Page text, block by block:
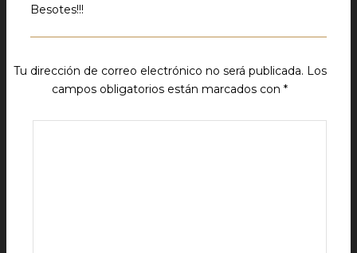
Besotes!!!
Tu dirección de correo electrónico no será publicada. Los
campos obligatorios están marcados con*